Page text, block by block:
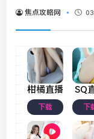
焦点攻略网
柑橘直播
下载
SQ
下